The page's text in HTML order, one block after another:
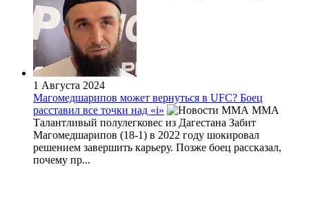
1 Августа 2024
Магомедшарипов может вернуться в UFC? Боец
расставил все точки над «i»
MMA
Талантливый полулегковес из Дагестана Забит
Магомедшарипов (18-1) в 2022 году шокировал
решением завершить карьеру. Позже боец рассказал,
почему пр...